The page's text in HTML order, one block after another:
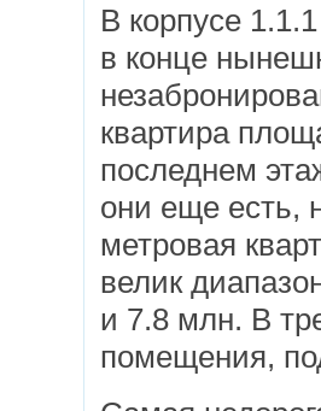
В корпусе
в конце
квартира
последнем
они еще есть,
метровая
велик
и 7.8 млн. В
помещения,